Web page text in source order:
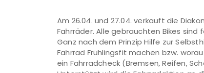
Am 26.04. und 27.04. verkauft die
Fahrräder. Alle gebrauchten Bikes
Ganz nach dem Prinzip Hilfe zur
Fahrrad Frühlingsfit machen bzw.
ein Fahrradcheck (Bremsen, Reifen,